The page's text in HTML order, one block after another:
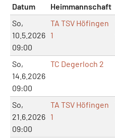
Datum Heimmannschaft
So,
10.5.2026
09:00
TA TSV Höfingen
1
So,
14.6.2026
09:00
TC Degerloch 2
So,
21.6.2026
09:00
TA TSV Höfingen
1